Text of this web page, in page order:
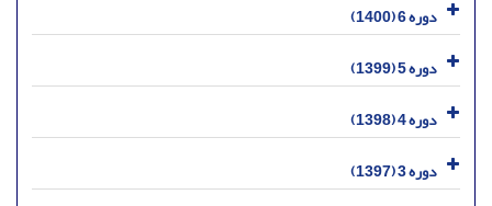
دوره 6 (1400)
دوره 5 (1399)
دوره 4 (1398)
دوره 3 (1397)